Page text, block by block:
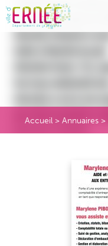
Accueil > Annuaires >